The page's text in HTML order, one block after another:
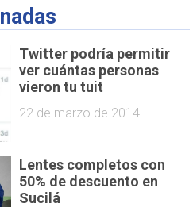
Twitter podría permitir
ver cuántas personas
vieron tu tuit
22 de marzo de 2014
Lentes completos con
50% de descuento en
Sucilá